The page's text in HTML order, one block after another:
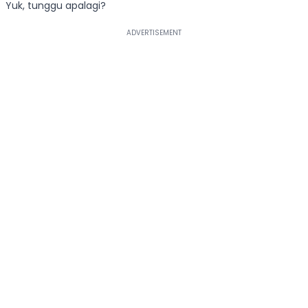
Yuk, tunggu apalagi?